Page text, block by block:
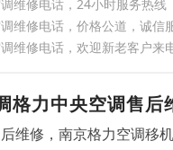
维修电话，24小时服务热线
维修电话，价格公道，诚信
维修电话，欢迎新老客户来
格力中央空调售后
维修，南京格力空调移